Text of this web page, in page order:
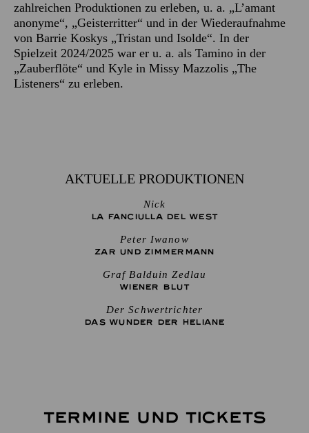
zahlreichen Produktionen zu erleben, u. a. „L’amant
anonyme“, „Geisterritter“ und in der Wiederaufnahme
von Barrie Koskys „Tristan und Isolde“. In der
Spielzeit 2024/2025 war er u. a. als Tamino in der
„Zauberflöte“ und Kyle in Missy Mazzolis „The
Listeners“ zu erleben.
AKTUELLE PRODUKTIONEN
Nick
LA FANCIULLA DEL WEST
Peter Iwanow
ZAR UND ZIMMERMANN
Graf Balduin Zedlau
WIENER BLUT
Der Schwertrichter
DAS WUNDER DER HELIANE
TERMINE UND TICKETS